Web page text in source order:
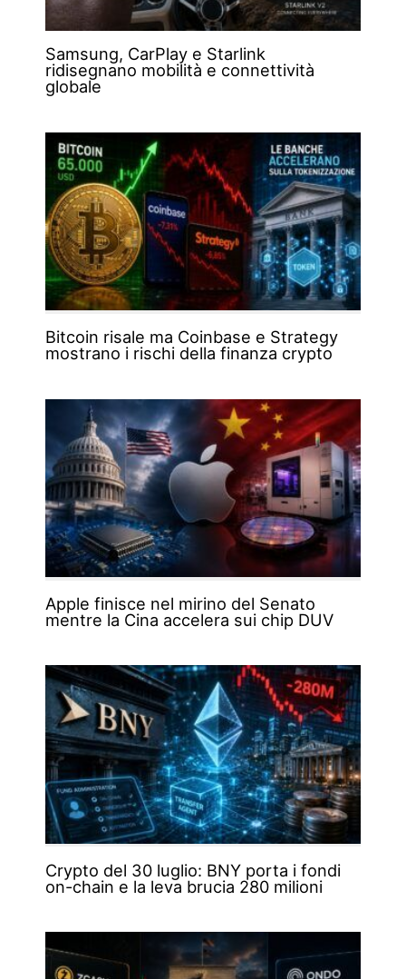
Samsung, CarPlay e Starlink
ridisegnano mobilità e connettività
globale
Bitcoin risale ma Coinbase e Strategy
mostrano i rischi della finanza crypto
Apple finisce nel mirino del Senato
mentre la Cina accelera sui chip DUV
Crypto del 30 luglio: BNY porta i fondi
on-chain e la leva brucia 280 milioni